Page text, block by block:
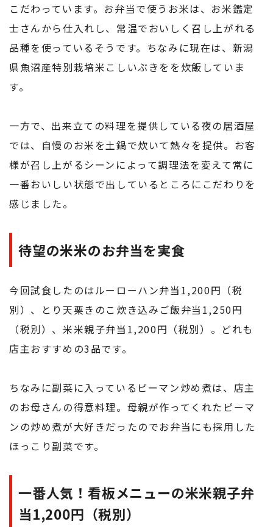
こだわっています。お弁当で使うお米は、お米鑑定
士さんから仕入れし、常温でおいしく召し上がれる
品種を使っているそうです。ちなみに現在は、新潟
県魚沼産特別栽培米こしいぶきをを炊飯していま
す。
一方で、出来立ての料理を提供している夜の居酒屋
では、自慢のお米を土鍋で炊いて熱々を提供。お客
様が召し上がるシーンによって調理法を変えて常に
一番おいしい状態で出しているところにこだわりを
感じました。
待望の米米のお弁当を実食
今回試食したのはルーローハン弁当1,200円（税
別）、とり天栗きのこ炊き込みご飯弁当1,250円
（税別）、米米親子弁当1,200円（税別）。どれも
店主おすすめの3品です。
ちなみに副菜に入っているピーマン炒め煮は、店主
のお母さんの得意料理。母親が作ってくれたピーマ
ンの炒め煮が大好きだったのでお弁当にも採用した
ほっこり副菜です。
一番人気！看板メニューの米米親子弁
当1,200円（税別）